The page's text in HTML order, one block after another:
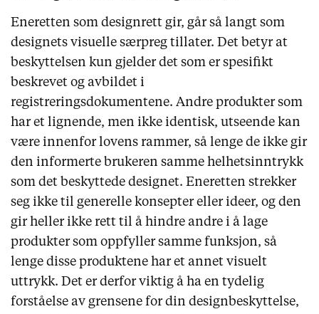
Eneretten som designrett gir, går så langt som
designets visuelle særpreg tillater. Det betyr at
beskyttelsen kun gjelder det som er spesifikt
beskrevet og avbildet i
registreringsdokumentene. Andre produkter som
har et lignende, men ikke identisk, utseende kan
være innenfor lovens rammer, så lenge de ikke gir
den informerte brukeren samme helhetsinntrykk
som det beskyttede designet. Eneretten strekker
seg ikke til generelle konsepter eller ideer, og den
gir heller ikke rett til å hindre andre i å lage
produkter som oppfyller samme funksjon, så
lenge disse produktene har et annet visuelt
uttrykk. Det er derfor viktig å ha en tydelig
forståelse av grensene for din designbeskyttelse,